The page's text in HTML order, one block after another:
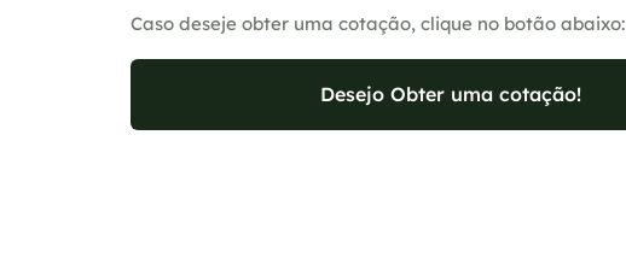
Caso deseje obter uma cotação, clique no botão abaixo:
Desejo Obter uma cotação!